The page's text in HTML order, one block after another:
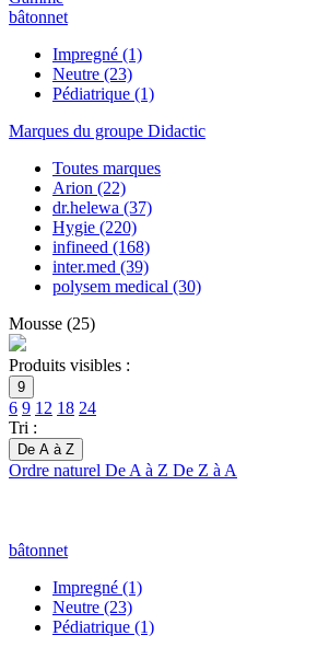
bâtonnet
Impregné (1)
Neutre (23)
Pédiatrique (1)
Marques du groupe Didactic
Toutes marques
Arion (22)
dr.helewa (37)
Hygie (220)
infineed (168)
inter.med (39)
polysem medical (30)
Mousse (25)
Produits visibles :
9
6 9 12 18 24
Tri :
De A à Z
Ordre naturel De A à Z De Z à A
bâtonnet
Impregné (1)
Neutre (23)
Pédiatrique (1)